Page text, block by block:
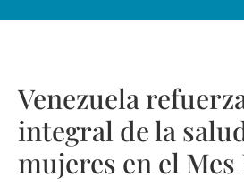
Venezuela
integral de la
mujeres en el Mes